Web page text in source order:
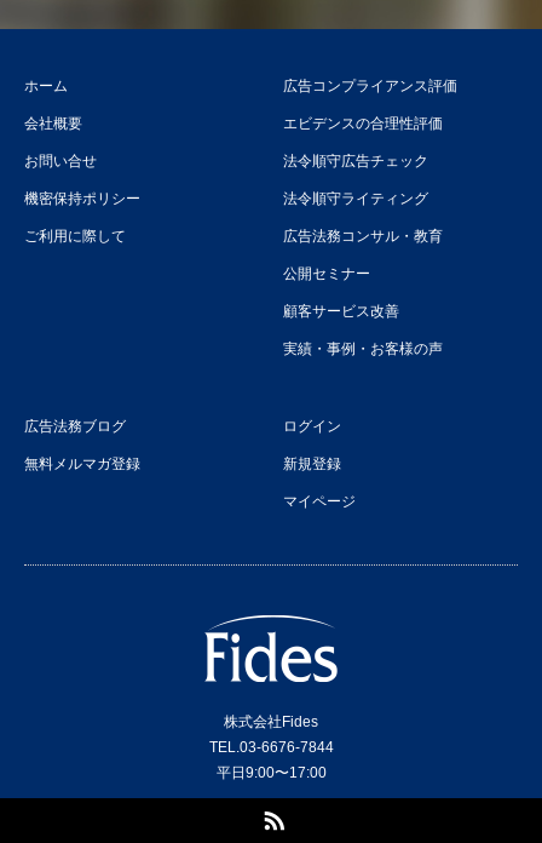
ホーム
会社概要
お問い合せ
機密保持ポリシー
ご利用に際して
広告コンプライアンス評価
エビデンスの合理性評価
法令順守広告チェック
法令順守ライティング
広告法務コンサル・教育
公開セミナー
顧客サービス改善
実績・事例・お客様の声
広告法務ブログ
無料メルマガ登録
ログイン
新規登録
マイページ
株式会社Fides
TEL.03-6676-7844
平日9:00〜17:00